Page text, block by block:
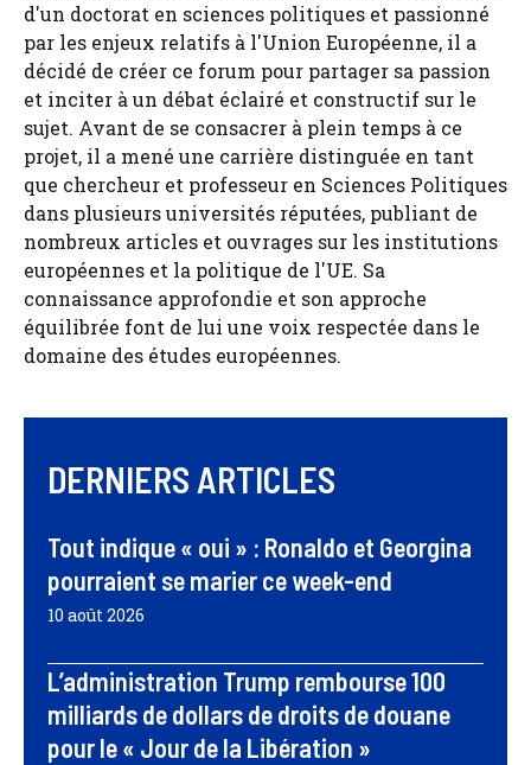
d'un doctorat en sciences politiques et passionné
par les enjeux relatifs à l'Union Européenne, il a
décidé de créer ce forum pour partager sa passion
et inciter à un débat éclairé et constructif sur le
sujet. Avant de se consacrer à plein temps à ce
projet, il a mené une carrière distinguée en tant
que chercheur et professeur en Sciences Politiques
dans plusieurs universités réputées, publiant de
nombreux articles et ouvrages sur les institutions
européennes et la politique de l'UE. Sa
connaissance approfondie et son approche
équilibrée font de lui une voix respectée dans le
domaine des études européennes.
DERNIERS ARTICLES
Tout indique « oui » : Ronaldo et Georgina
pourraient se marier ce week-end
10 août 2026
L’administration Trump rembourse 100
milliards de dollars de droits de douane
pour le « Jour de la Libération »